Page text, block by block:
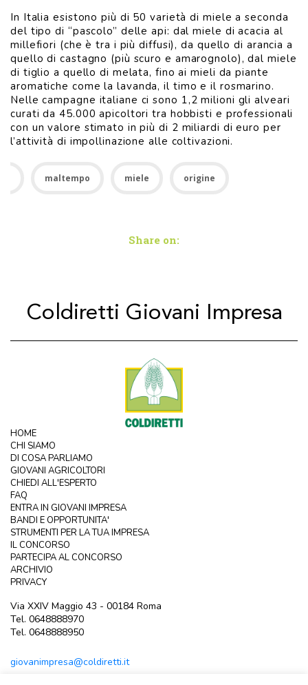
In Italia esistono più di 50 varietà di miele a seconda
del tipo di “pascolo” delle api: dal miele di acacia al
millefiori (che è tra i più diffusi), da quello di arancia a
quello di castagno (più scuro e amarognolo), dal miele
di tiglio a quello di melata, fino ai mieli da piante
aromatiche come la lavanda, il timo e il rosmarino.
Nelle campagne italiane ci sono 1,2 milioni gli alveari
curati da 45.000 apicoltori tra hobbisti e professionali
con un valore stimato in più di 2 miliardi di euro per
l’attività di impollinazione alle coltivazioni.
maltempo miele origine
Share on:
Coldiretti Giovani Impresa
HOME
CHI SIAMO
DI COSA PARLIAMO
GIOVANI AGRICOLTORI
CHIEDI ALL'ESPERTO
FAQ
ENTRA IN GIOVANI IMPRESA
BANDI E OPPORTUNITA'
STRUMENTI PER LA TUA IMPRESA
IL CONCORSO
PARTECIPA AL CONCORSO
ARCHIVIO
PRIVACY
Via XXIV Maggio 43 - 00184 Roma
Tel. 0648888970
Tel. 0648888950
giovanimpresa@coldiretti.it